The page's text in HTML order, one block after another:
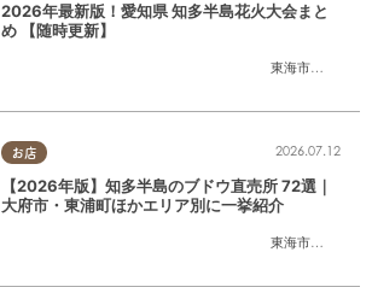
東海市
,大府市
2026年最新版！愛知県 知多半島花火大会まと
め 【随時更新】
お店
東海市
,大府市
2026.07.12
【2026年版】知多半島のブドウ直売所 72選｜
大府市・東浦町ほかエリア別に一挙紹介